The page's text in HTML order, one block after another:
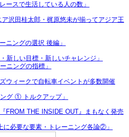
ースで生活している人の数」
沢田桂太郎・梶原悠未が揃ってアジア王
ニングの選択 後編」
新しい目標・新しいチャレンジ」
ニングの指標」
ウィークで自転車イベントが多数開催
グ ① トルクアップ」
FROM THE INSIDE OUT』まもなく発売
に必要な要素・トレーニング各論②」